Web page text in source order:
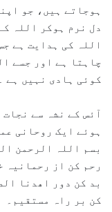
ہوجاتے ہیں، جو
دل نرم ہوکر اللہ
اللہ کی ہدایت ہے
چاہتا ہے اور جسے
کوئی ہادی نہیں
آئس کے نشہ سے
ہوئے ایک روحانی
بسم اللہ الرحمن
رحم کن از رحمانیہ
بد کن دور اھدنا
کن بر راہ مستقیم۔